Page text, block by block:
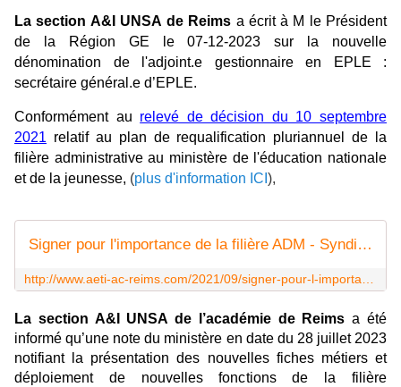
La section A&I UNSA de Reims a écrit à M le Président
de la Région GE le 07-12-2023 sur la nouvelle
dénomination de l'adjoint.e gestionnaire en EPLE :
secrétaire général.e d’EPLE.
Conformément au relevé de décision du 10 septembre
2021 relatif au plan de requalification pluriannuel de la
filière administrative au ministère de l'éducation nationale
et de la jeunesse, (plus d'information ICI ),
Signer pour l'importance de la filière ADM - Syndicat AetI-UNSA Académie Reims
La section A&I UNSA de l’académie de Reims a été
informé qu’une note du ministère en date du 28 juillet 2023
notifiant la présentation des nouvelles fiches métiers et
déploiement de nouvelles fonctions de la filière